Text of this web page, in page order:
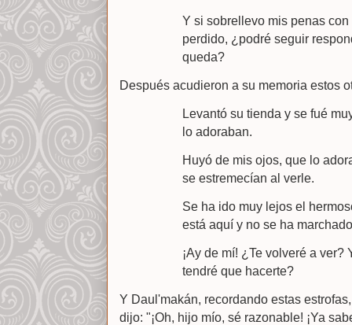
Y si sobrellevo mis penas
perdido, ¿podré seguir
queda?
Después acudieron a su memoria estos
Levantó su tienda y se fué
lo adoraban.
Huyó de mis ojos, que lo
se estremecían al verle.
Se ha ido muy lejos el
está aquí y no se ha
¡Ay de mí! ¿Te volveré a
tendré que hacerte?
Y Daul'makán, recordando estas
dijo: "¡Oh, hijo mío, sé razonable! ¡Ya